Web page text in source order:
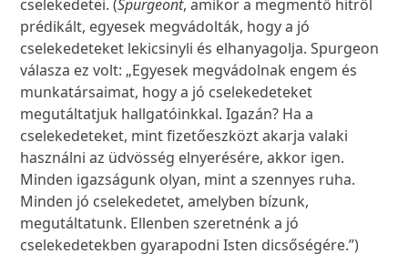
cselekedetei. (Spurgeont, amikor a megmentő hitről
prédikált, egyesek megvádolták, hogy a jó
cselekedeteket lekicsinyli és elhanyagolja. Spurgeon
válasza ez volt: „Egyesek megvádolnak engem és
munkatársaimat, hogy a jó cselekedeteket
megutáltatjuk hallgatóinkkal. Igazán? Ha a
cselekedeteket, mint fizetőeszközt akarja valaki
használni az üdvösség elnyerésére, akkor igen.
Minden igazságunk olyan, mint a szennyes ruha.
Minden jó cselekedetet, amelyben bízunk,
megutáltatunk. Ellenben szeretnénk a jó
cselekedetekben gyarapodni Isten dicsőségére.”)